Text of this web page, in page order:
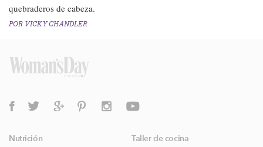
quebraderos de cabeza.​
POR VICKY CHANDLER
Nutrición
Taller de cocina